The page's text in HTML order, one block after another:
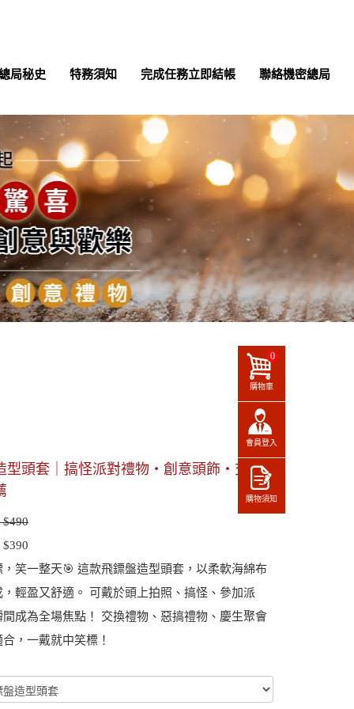
局秘史 特務須知 完成任務立即結帳 聯絡機密總局
型頭套｜搞怪派對禮物・創意頭飾・交換
$490
，笑一整天🎯 這款飛鏢盤造型頭套，以柔軟海綿布
，輕盈又舒適。 可戴於頭上拍照、搞怪、參加派
間成為全場焦點！ 交換禮物、惡搞禮物、慶生聚會
，一戴就中笑標！
購物車
0
會員登入
購物須知